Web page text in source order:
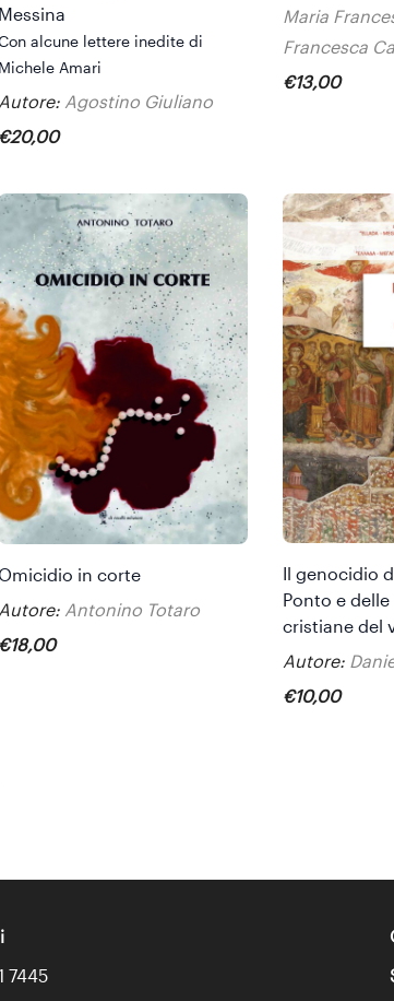
Messina
alcune lettere inedite di
Michele Amari
Autore: Agostino Giuliano
€20,00
Maria
Francesca
€13,00
Omicidio in corte
Autore: Antonino Totaro
€18,00
Il genocidio
Ponto e
cristiane del
Autore:
€10,00
7445